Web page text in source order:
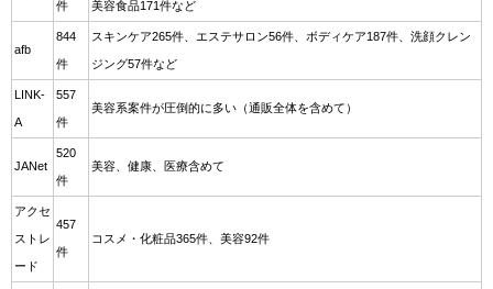
件 美容食品171件など
afb
844
件
スキンケア265件、エステサロン56件、ボディケア187件、洗顔クレン
ジング57件など
LINK-
A
557
件
美容系案件が圧倒的に多い（通販全体を含めて）
JANet
520
件
美容、健康、医療含めて
アクセ
ストレ
ード
457
件
コスメ・化粧品365件、美容92件